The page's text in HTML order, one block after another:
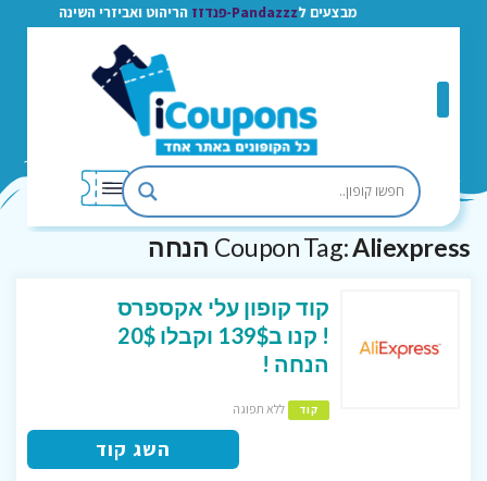
מבצעים ל Pandazzz-פנדזז הריהוט ואביזרי השינה
Coupon Tag:Aliexpress הנחה
קוד קופון עלי אקספרס
! קנו ב139$ וקבלו 20$
הנחה !
קוד ללא תפוגה
השג קוד